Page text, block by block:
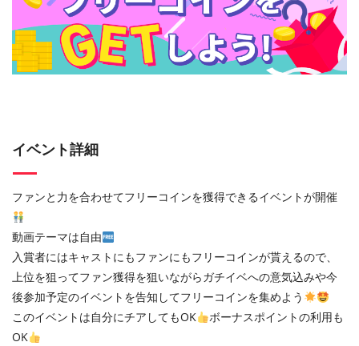
イベント詳細
ファンと力を合わせてフリーコインを獲得できるイベントが開催
動画テーマは自由
入賞者にはキャストにもファンにもフリーコインが貰えるので、
上位を狙ってファン獲得を狙いながらガチイベへの意気込みや今
後参加予定のイベントを告知してフリーコインを集めよう
このイベントは自分にチアしてもOK
ボーナスポイントの利用も
OK